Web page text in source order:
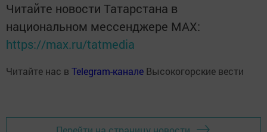
Читайте новости Татарстана в
национальном мессенджере MАХ:
https://max.ru/tatmedia
Читайте нас в Telegram-канале Высокогорские вести